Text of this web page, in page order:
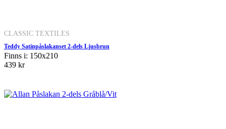
CLASSIC TEXTILES
Teddy Satinpåslakanset 2-dels Ljusbrun
Finns i: 150x210
439 kr